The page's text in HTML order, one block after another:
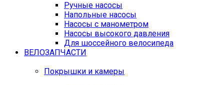
Ручные насосы
Напольные насосы
Насосы с манометром
Насосы высокого давления
Для шоссейного велосипеда
ВЕЛОЗАПЧАСТИ
Покрышки и камеры